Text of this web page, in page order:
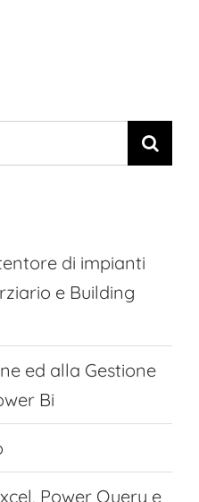
di impianti
e Building
ed alla Gestione
Bi
Power Query e